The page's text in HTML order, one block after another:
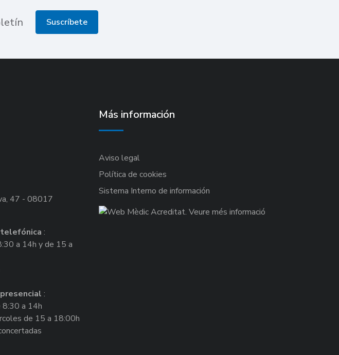
Suscríbete
47 - 08017
:
a 14h y de 15 a
:
8:30 a 14h
de 15 a 18:00h
Más información
Aviso legal
Política de cookies
Sistema Interno de información